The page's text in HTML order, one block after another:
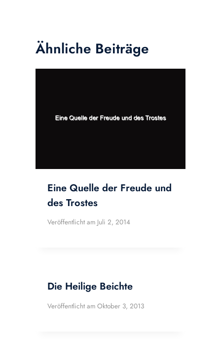
Ähnliche Beiträge
Eine Quelle der Freude und
des Trostes
Veröffentlicht am Juli 2, 2014
Die Heilige Beichte
Veröffentlicht am Oktober 3, 2013